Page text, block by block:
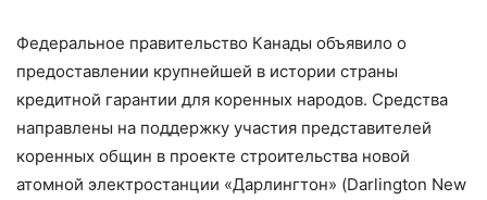
Федеральное правительство Канады объявило о
предоставлении крупнейшей в истории страны
кредитной гарантии для коренных народов. Средства
направлены на поддержку участия представителей
коренных общин в проекте строительства новой
атомной электростанции «Дарлингтон» (Darlington New